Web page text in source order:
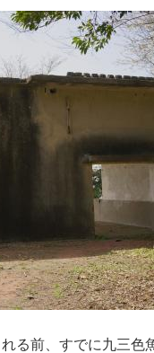
る前、すでに九三色